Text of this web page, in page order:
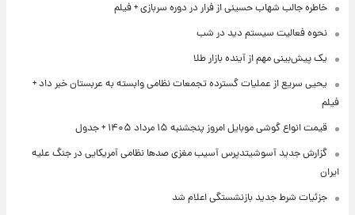
خاطره جالب شهاب حسینی از فرار در دوره سربازی + فیلم
نحوه فعالیت سیستم دید در شب
یک پیش‌بینی مهم از آینده بازار طلا
یحیی سریع از عملیات گسترده تجمعات نظامی وابسته به عربستان خبر داد +
فیلم
قیمت انواع گوشی موبایل امروز پنجشنبه ۱۵ مرداد ۱۴۰۵ + جدول
گزارش جدید آسوشیتدپرس آسیب مغزی صدها نظامی آمریکایی در جنگ علیه
ایران
جزئیات شرط جدید بازنشستگی اعلام شد